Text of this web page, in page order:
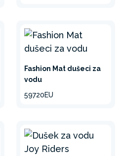
Fashion Mat dušeci za
vodu
59720EU